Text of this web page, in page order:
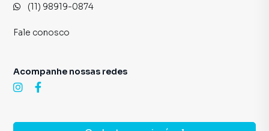
(11) 98919-0874
Fale conosco
Acompanhe nossas redes